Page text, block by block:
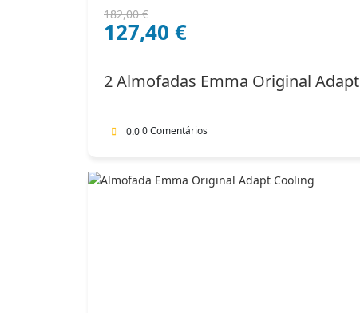
182,00€
O
preço
182,00 €.
127,40 €
O
preço
127,40 €.
2 Almofadas Emma Original Adapt
0.00 Comentários